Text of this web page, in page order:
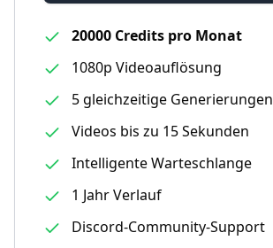
20000 Credits pro Monat
1080p Videoauflösung
5 gleichzeitige Generierungen
Videos bis zu 15 Sekunden
Intelligente Warteschlange
1 Jahr Verlauf
Discord-Community-Support